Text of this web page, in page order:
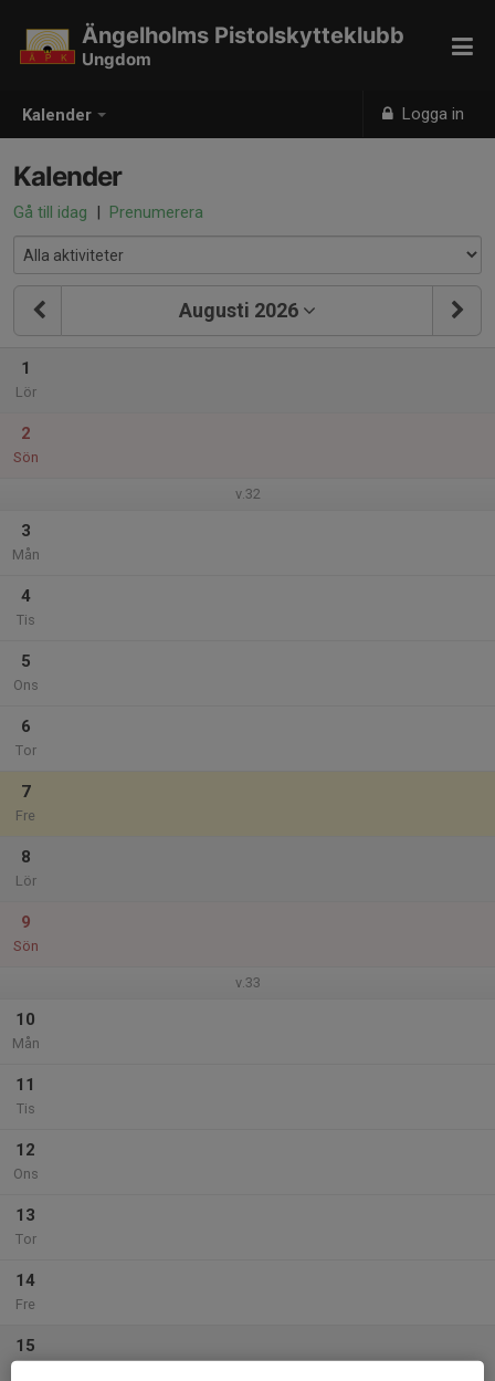
Kalender Logga in
Ängelholms Pistolskytteklubb
Ungdom
Kalender
Gå till idag | Prenumerera
Augusti 2026
1
Lör
2
Sön
v.32
3
Mån
4
Tis
5
Ons
6
Tor
7
Fre
8
Lör
9
Sön
v.33
10
Mån
11
Tis
12
Ons
13
Tor
14
Fre
15